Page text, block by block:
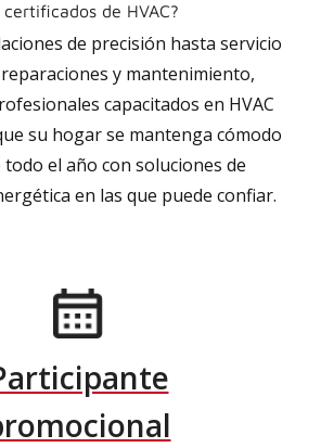
certificados de HVAC?
de precisión hasta servicio
y mantenimiento,
capacitados en HVAC
su hogar se mantenga cómodo
el año con soluciones de
en las que puede confiar.